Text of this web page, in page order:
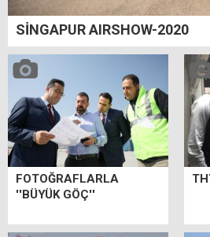
SİNGAPUR AIRSHOW-2020
FOTOĞRAFLARLA
''BÜYÜK GÖÇ''